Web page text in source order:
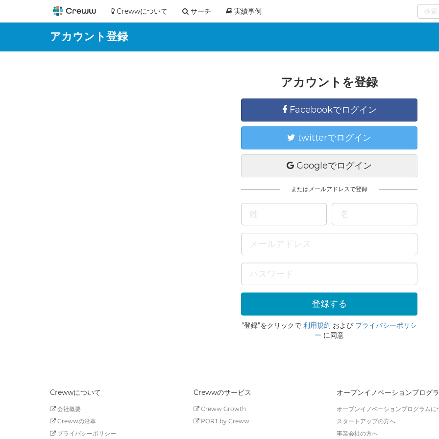
Crewwについて サーチ 実績事例
0
アカウント登録
アカウントを登録
Facebookでログイン
twitterでログイン
Googleでログイン
またはメールアドレスで登録
"登録"をクリックで 利用規約 および プライバシーポリシ
ー に同意
Crewwについて
会社概要
Crewwの沿革
プライバシーポリシー
Crewwのサービス
Creww Growth
PORT by Creww
オープンイノベーションプログ
オープンイノベーションプログラムに
スタートアップの方へ
事業会社の方へ